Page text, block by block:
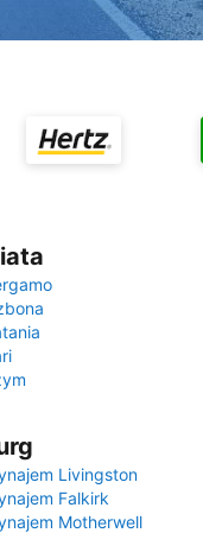
Livingston
Falkirk
Motherwell